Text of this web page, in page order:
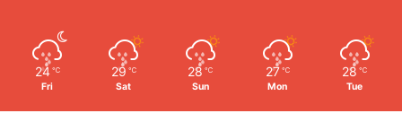
24 ℃
Fri
29 ℃
Sat
28 ℃
Sun
27 ℃
Mon
28 ℃
Tue